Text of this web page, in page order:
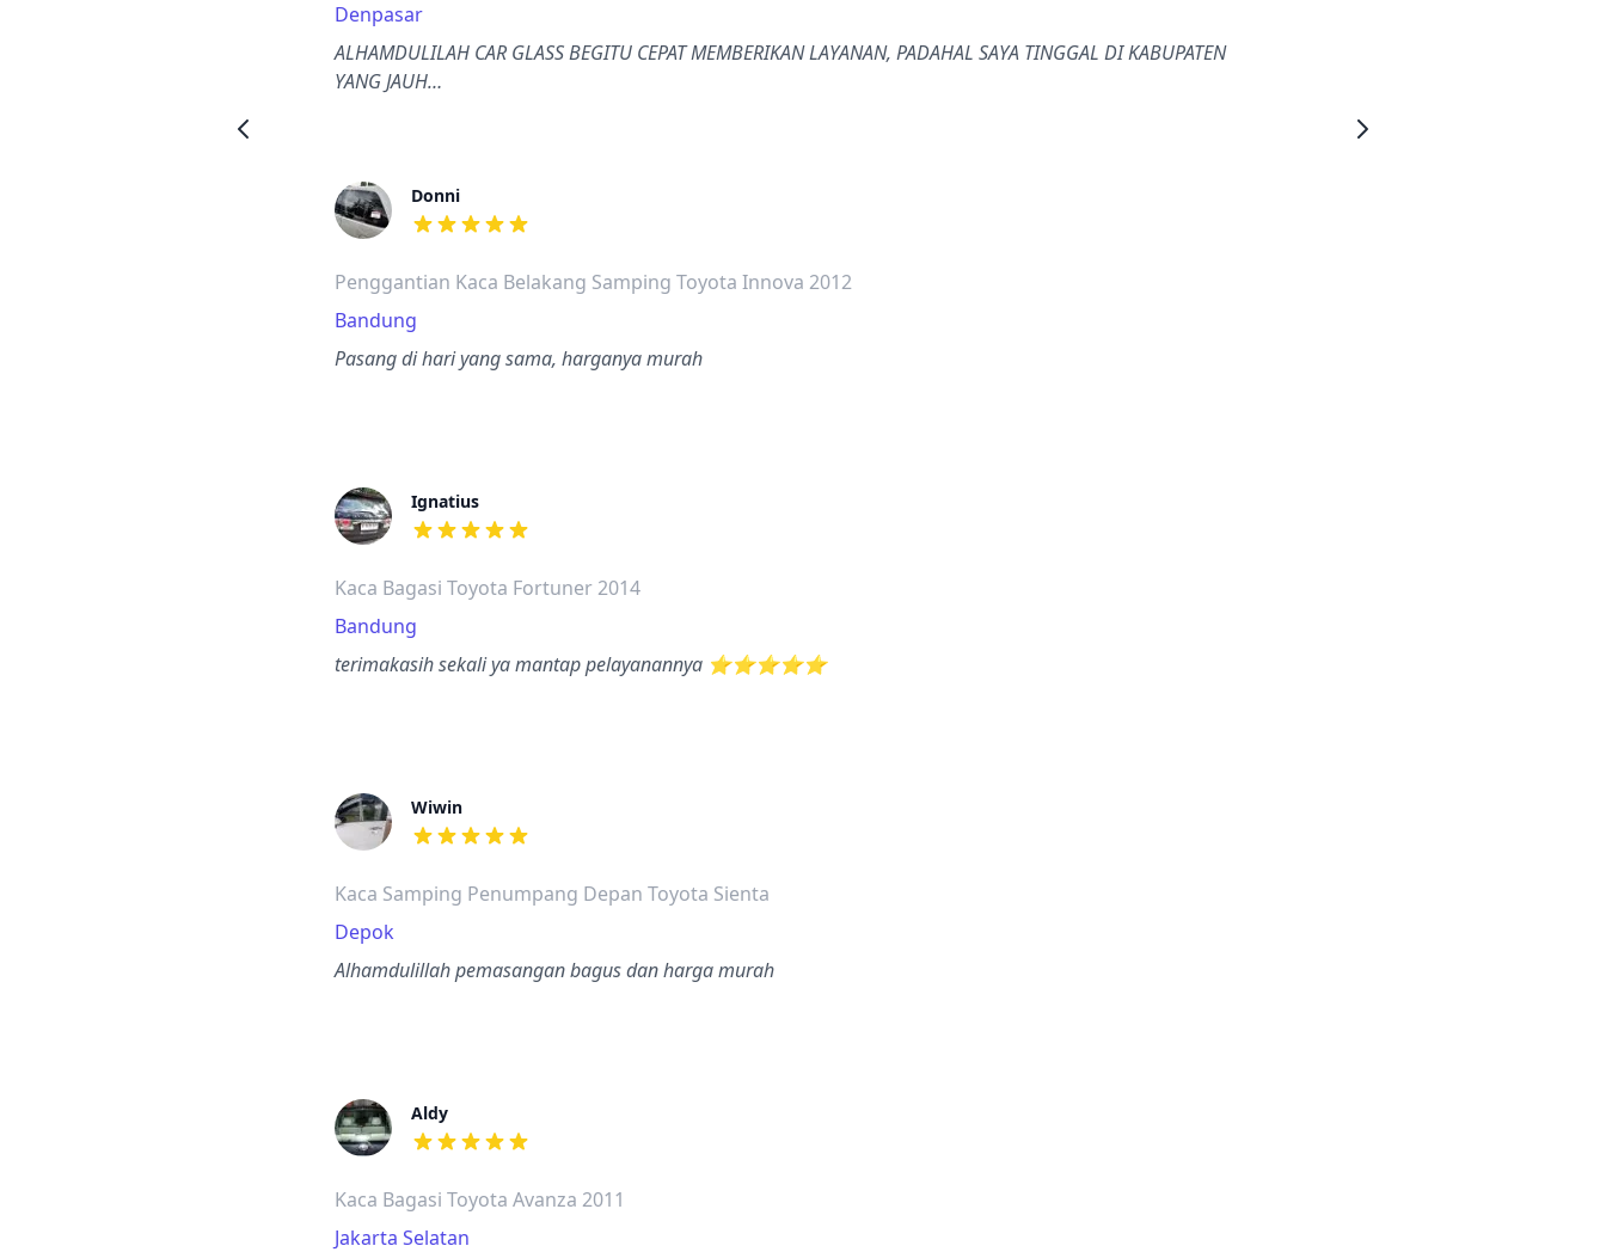
Denpasar
ALHAMDULILAH CAR GLASS BEGITU CEPAT MEMBERIKAN LAYANAN, PADAHAL SAYA TINGGAL DI KABUPATEN
YANG JAUH…
Donni
dari ulasan adalah bintang lima
Penggantian Kaca Belakang Samping Toyota Innova 2012
Bandung
Pasang di hari yang sama, harganya murah
Ignatius
dari ulasan adalah bintang lima
Kaca Bagasi Toyota Fortuner 2014
Bandung
terimakasih sekali ya mantap pelayanannya ⭐️⭐️⭐️⭐️⭐️
Wiwin
dari ulasan adalah bintang lima
Kaca Samping Penumpang Depan Toyota Sienta
Depok
Alhamdulillah pemasangan bagus dan harga murah
Aldy
dari ulasan adalah bintang lima
Kaca Bagasi Toyota Avanza 2011
Jakarta Selatan